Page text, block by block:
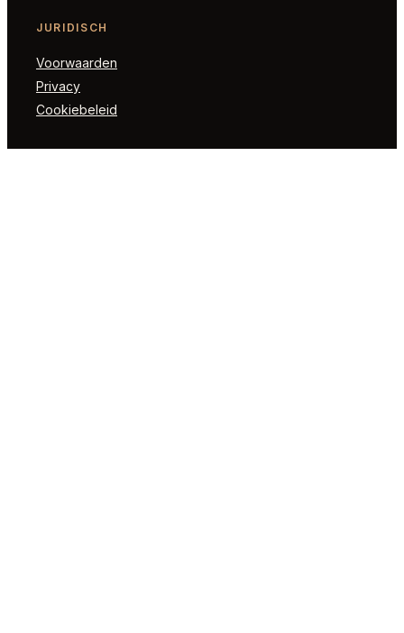
JURIDISCH
Voorwaarden
Privacy
Cookiebeleid